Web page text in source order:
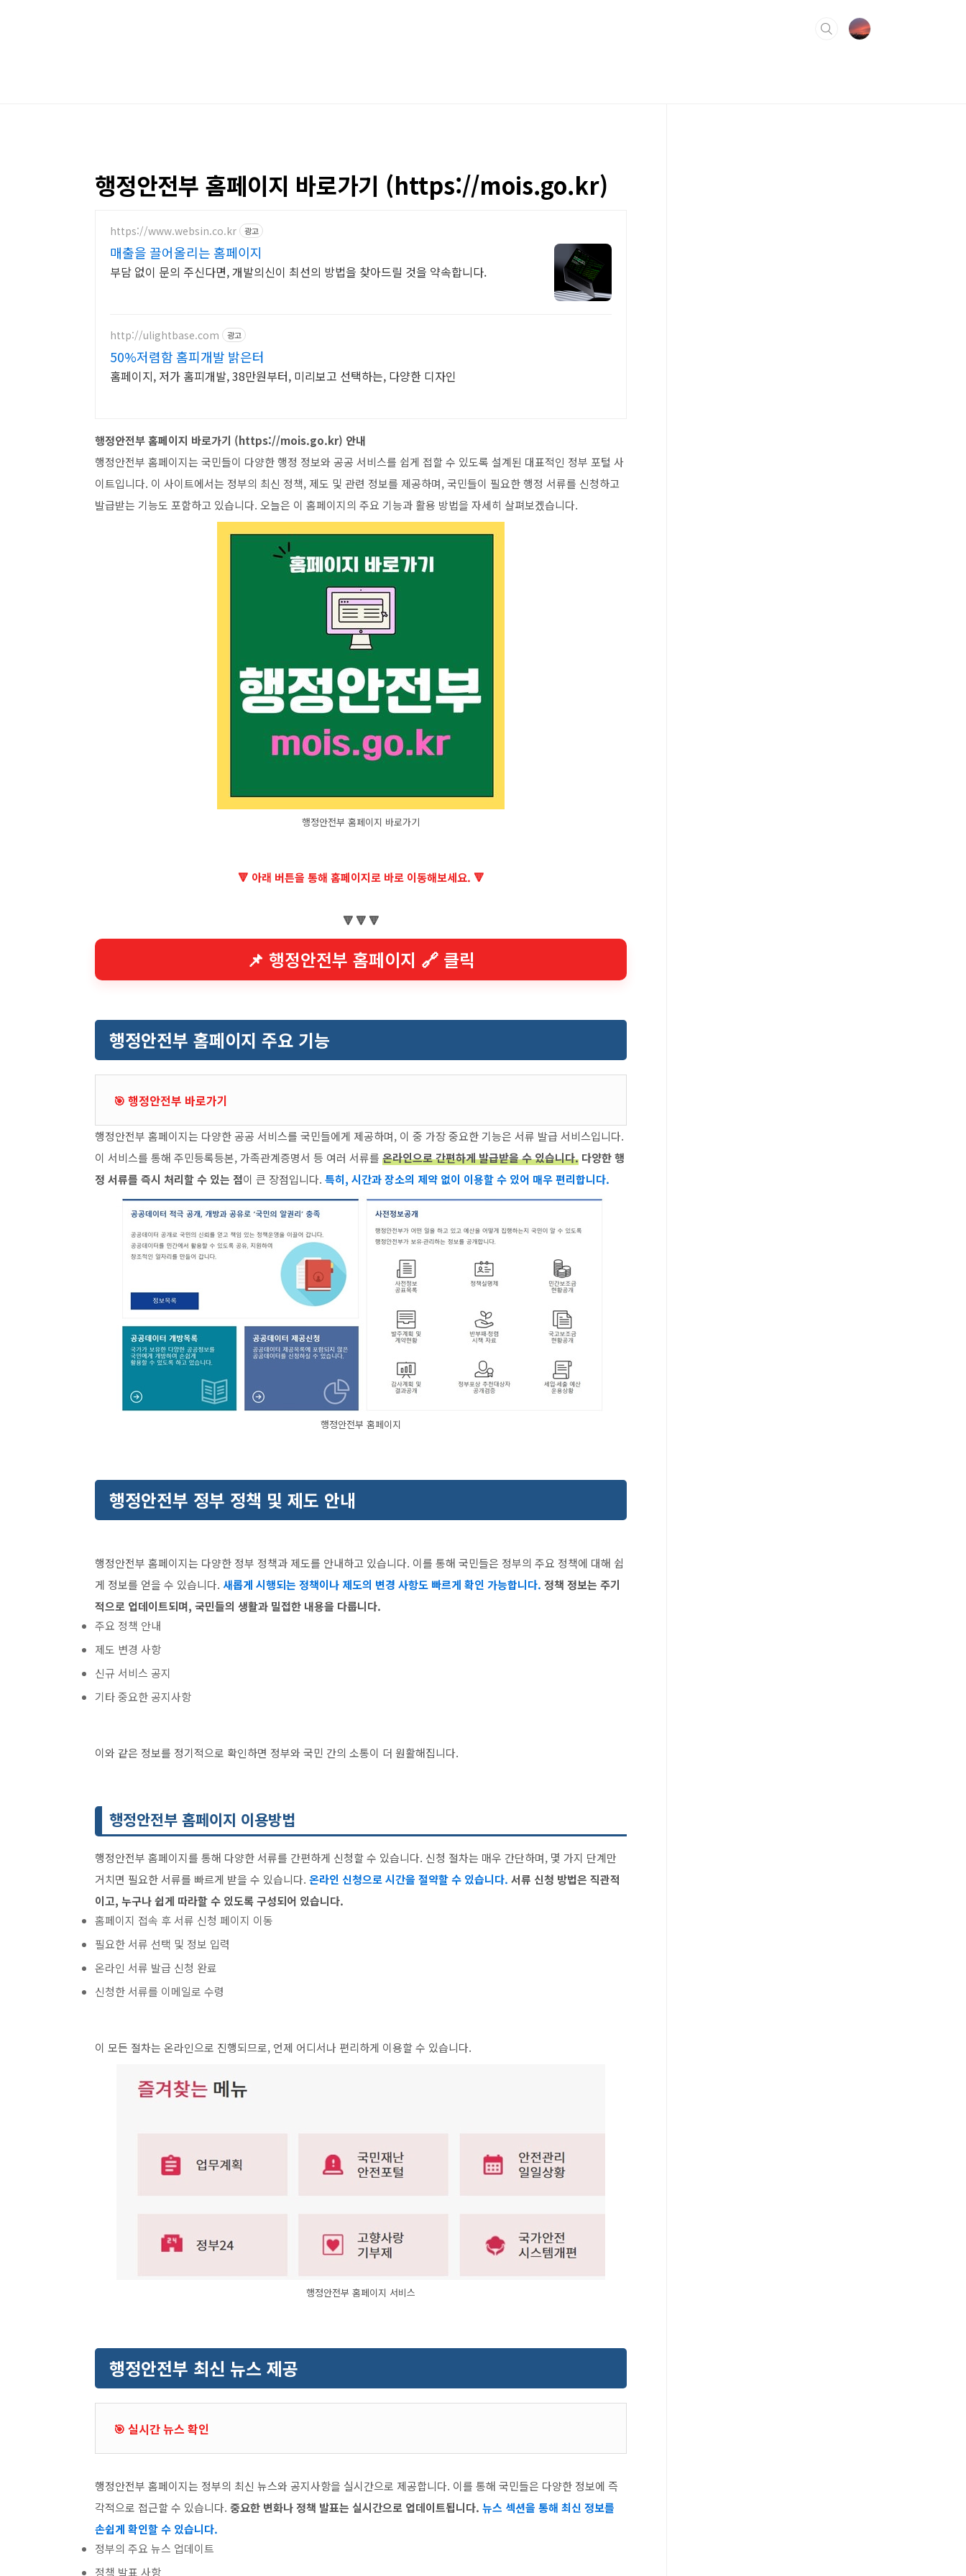
행정안전부 홈페이지 바로가기 (https://mois.go.kr)
https://www.websin.co.kr 광고
매출을 끌어올리는 홈페이지
부담 없이 문의 주신다면, 개발의신이 최선의 방법을 찾아드릴 것을 약속합니다.
http://ulightbase.com 광고
50%저렴함 홈피개발 밝은터
홈페이지, 저가 홈피개발, 38만원부터, 미리보고 선택하는, 다양한 디자인
행정안전부 홈페이지 바로가기 (https://mois.go.kr) 안내
행정안전부 홈페이지는 국민들이 다양한 행정 정보와 공공 서비스를 쉽게 접할 수 있도록 설계된 대표적인 정부 포털 사
이트입니다. 이 사이트에서는 정부의 최신 정책, 제도 및 관련 정보를 제공하며, 국민들이 필요한 행정 서류를 신청하고
발급받는 기능도 포함하고 있습니다. 오늘은 이 홈페이지의 주요 기능과 활용 방법을 자세히 살펴보겠습니다.
행정안전부 홈페이지 바로가기
🔻 아래 버튼을 통해 홈페이지로 바로 이동해보세요. 🔻
🔻 🔻 🔻
📌 행정안전부 홈페이지 🔗 클릭
행정안전부 홈페이지 주요 기능
🎯 행정안전부 바로가기
행정안전부 홈페이지는 다양한 공공 서비스를 국민들에게 제공하며, 이 중 가장 중요한 기능은 서류 발급 서비스입니다.
이 서비스를 통해 주민등록등본, 가족관계증명서 등 여러 서류를 온라인으로 간편하게 발급받을 수 있습니다. 다양한 행
정 서류를 즉시 처리할 수 있는 점이 큰 장점입니다. 특히, 시간과 장소의 제약 없이 이용할 수 있어 매우 편리합니다.
행정안전부 홈페이지
행정안전부 정부 정책 및 제도 안내
행정안전부 홈페이지는 다양한 정부 정책과 제도를 안내하고 있습니다. 이를 통해 국민들은 정부의 주요 정책에 대해 쉽
게 정보를 얻을 수 있습니다. 새롭게 시행되는 정책이나 제도의 변경 사항도 빠르게 확인 가능합니다. 정책 정보는 주기
적으로 업데이트되며, 국민들의 생활과 밀접한 내용을 다룹니다.
주요 정책 안내
제도 변경 사항
신규 서비스 공지
기타 중요한 공지사항
이와 같은 정보를 정기적으로 확인하면 정부와 국민 간의 소통이 더 원활해집니다.
행정안전부 홈페이지 이용방법
행정안전부 홈페이지를 통해 다양한 서류를 간편하게 신청할 수 있습니다. 신청 절차는 매우 간단하며, 몇 가지 단계만
거치면 필요한 서류를 빠르게 받을 수 있습니다. 온라인 신청으로 시간을 절약할 수 있습니다. 서류 신청 방법은 직관적
이고, 누구나 쉽게 따라할 수 있도록 구성되어 있습니다.
홈페이지 접속 후 서류 신청 페이지 이동
필요한 서류 선택 및 정보 입력
온라인 서류 발급 신청 완료
신청한 서류를 이메일로 수령
이 모든 절차는 온라인으로 진행되므로, 언제 어디서나 편리하게 이용할 수 있습니다.
행정안전부 홈페이지 서비스
행정안전부 최신 뉴스 제공
🎯 실시간 뉴스 확인
행정안전부 홈페이지는 정부의 최신 뉴스와 공지사항을 실시간으로 제공합니다. 이를 통해 국민들은 다양한 정보에 즉
각적으로 접근할 수 있습니다. 중요한 변화나 정책 발표는 실시간으로 업데이트됩니다. 뉴스 섹션을 통해 최신 정보를
손쉽게 확인할 수 있습니다.
정부의 주요 뉴스 업데이트
정책 발표 사항